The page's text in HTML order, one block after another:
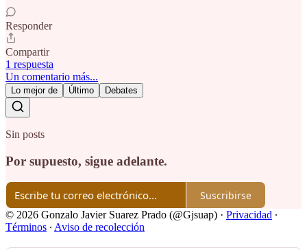
Responder
Compartir
1 respuesta
Un comentario más...
Lo mejor de Último Debates
Sin posts
Por supuesto, sigue adelante.
Suscribirse
© 2026 Gonzalo Javier Suarez Prado (@Gjsuap) · Privacidad ∙
Términos ∙ Aviso de recolección